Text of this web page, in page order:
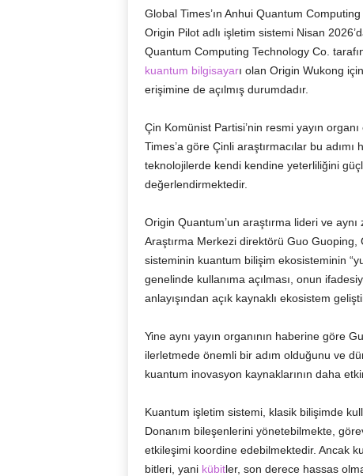
Global Times’ın Anhui Quantum
Origin Pilot adlı işletim sistemi Nisan
Quantum Computing Technology Co.
kuantum bilgisayarı olan Origin Wukong
erişimine de açılmış durumdadır.
Çin Komünist Partisi’nin resmi yayın
Times’a göre Çinli araştırmacılar bu
teknolojilerde kendi kendine yeterliliğini
değerlendirmektedir.
Origin Quantum’un araştırma lideri ve
Araştırma Merkezi direktörü Guo Guoping,
sisteminin kuantum bilişim ekosisteminin
genelinde kullanıma açılması, onun
anlayışından açık kaynaklı ekosistem
Yine aynı yayın organının haberine göre
ilerletmede önemli bir adım olduğunu ve
kuantum inovasyon kaynaklarının daha
Kuantum işletim sistemi, klasik bilişimde
Donanım bileşenlerini yönetebilmekte,
etkileşimi koordine edebilmektedir. Ancak
bitleri, yani kübitler, son derece hassas